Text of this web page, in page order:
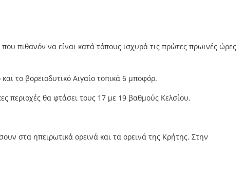
πιθανόν να είναι κατά τόπους ισχυρά τις πρώτες πρωινές ώρες
το βορειοδυτικό Αιγαίο τοπικά 6 μποφόρ.
περιοχές θα φτάσει τους 17 με 19 βαθμούς Κελσίου.
στα ηπειρωτικά ορεινά και τα ορεινά της Κρήτης. Στην